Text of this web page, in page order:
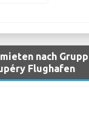
nach
Flughafen